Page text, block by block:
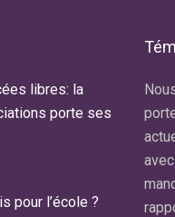
libres: la
porte ses
pour l’école ?
de Trisomie
12 ans. Il est
de septembre
ULLIS au sein